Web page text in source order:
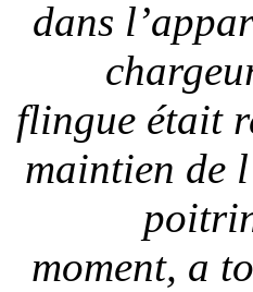
dans
flingue était
maintien de
moment, a